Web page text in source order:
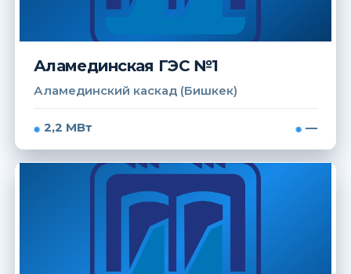
Аламединская ГЭС №1
Аламединский каскад (Бишкек)
2,2 МВт —